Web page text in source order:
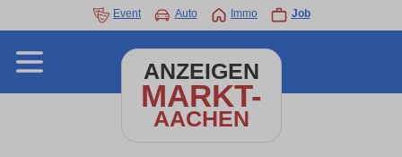
Event Auto Immo Job
ANZEIGEN
MARKT-
AACHEN